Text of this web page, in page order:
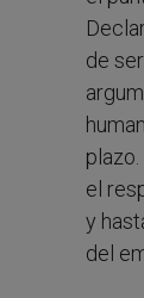
de
el
y
del